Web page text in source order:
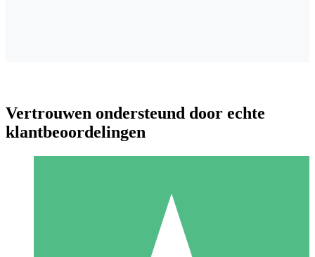
Individuele Creditpakketten
Vertrouwen ondersteund door echte
klantbeoordelingen